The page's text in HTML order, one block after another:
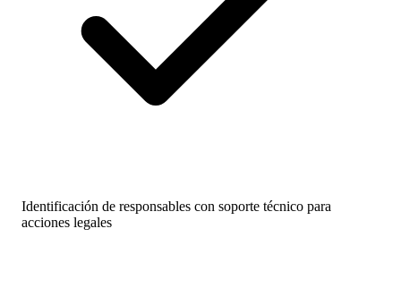
Identificación de responsables con soporte técnico para
acciones legales